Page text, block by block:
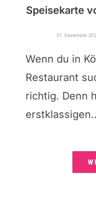
Speisekarte
31. Dezember
Wenn du in
Restaurant
richtig. Denn